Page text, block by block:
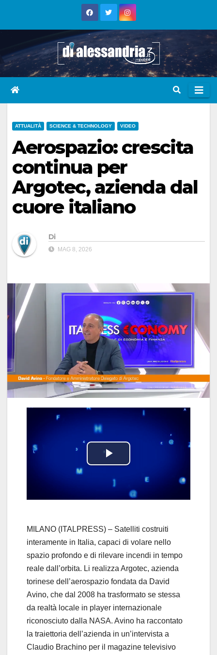
ATTUALITÀ SCIENCE & TECHNOLOGY VIDEO
Aerospazio: crescita
continua per
Argotec, azienda dal
cuore italiano
Di
MAG 8, 2026
P
l
y
V
i
d
e
o
MILANO (ITALPRESS) – Satelliti costruiti
interamente in Italia, capaci di volare nello
spazio profondo e di rilevare incendi in tempo
reale dall’orbita. Li realizza Argotec, azienda
torinese dell’aerospazio fondata da David
Avino, che dal 2008 ha trasformato se stessa
da realtà locale in player internazionale
riconosciuto dalla NASA. Avino ha raccontato
la traiettoria dell’azienda in un’intervista a
Claudio Brachino per il magazine televisivo